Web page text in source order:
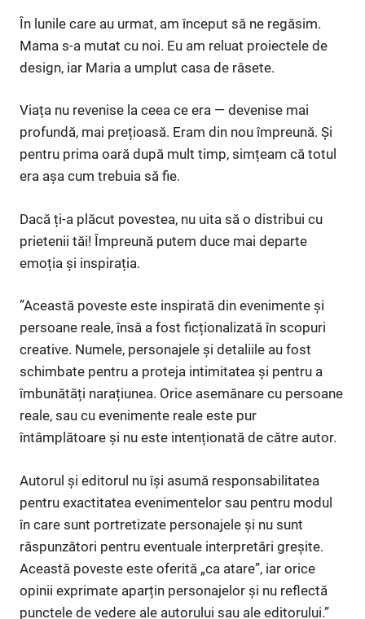
În lunile care au urmat, am început să ne regăsim.
Mama s-a mutat cu noi. Eu am reluat proiectele de
design, iar Maria a umplut casa de râsete.
Viața nu revenise la ceea ce era — devenise mai
profundă, mai prețioasă. Eram din nou împreună. Și
pentru prima oară după mult timp, simțeam că totul
era așa cum trebuia să fie.
Dacă ți-a plăcut povestea, nu uita să o distribui cu
prietenii tăi! Împreună putem duce mai departe
emoția și inspirația.
”Această poveste este inspirată din evenimente și
persoane reale, însă a fost ficționalizată în scopuri
creative. Numele, personajele și detaliile au fost
schimbate pentru a proteja intimitatea și pentru a
îmbunătăți narațiunea. Orice asemănare cu persoane
reale, sau cu evenimente reale este pur
întâmplătoare și nu este intenționată de către autor.
Autorul și editorul nu își asumă responsabilitatea
pentru exactitatea evenimentelor sau pentru modul
în care sunt portretizate personajele și nu sunt
răspunzători pentru eventuale interpretări greșite.
Această poveste este oferită „ca atare”, iar orice
opinii exprimate aparțin personajelor și nu reflectă
punctele de vedere ale autorului sau ale editorului.”